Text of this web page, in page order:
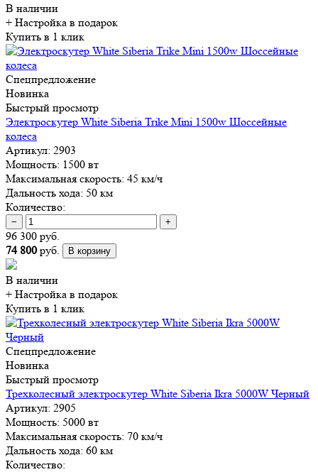
В наличии
+ Настройка в подарок
Купить в 1 клик
Спецпредложение
Новинка
Быстрый просмотр
Электроскутер White Siberia Trike Mini 1500w Шоссейные
колеса
Артикул: 2903
Мощность: 1500 вт
Максимальная скорость: 45 км/ч
Дальность хода: 50 км
Количество:
− +
96 300 руб.
74 800 руб. В корзину
В наличии
+ Настройка в подарок
Купить в 1 клик
Спецпредложение
Новинка
Быстрый просмотр
Трехколесный электроскутер White Siberia Ikra 5000W Черный
Артикул: 2905
Мощность: 5000 вт
Максимальная скорость: 70 км/ч
Дальность хода: 60 км
Количество: